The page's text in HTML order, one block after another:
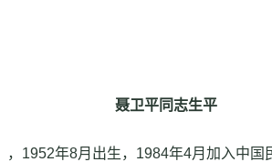
聂卫平同志生平
1952年8月出生，1984年4月加入中